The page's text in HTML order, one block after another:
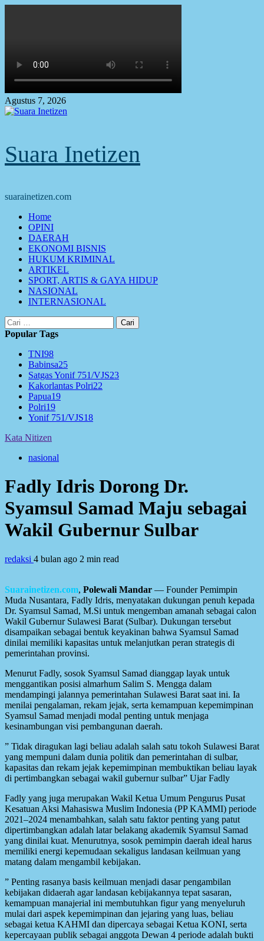
Agustus 7, 2026
Suara Inetizen
suarainetizen.com
Primary
Menu
Home
OPINI
DAERAH
EKONOMI BISNIS
HUKUM KRIMINAL
ARTIKEL
SPORT, ARTIS & GAYA HIDUP
NASIONAL
INTERNASIONAL
Cari
untuk:
Popular Tags
TNI98
Babinsa25
Satgas Yonif 751/VJS23
Kakorlantas Polri22
Papua19
Polri19
Yonif 751/VJS18
Kata Nitizen
nasional
Fadly Idris Dorong Dr.
Syamsul Samad Maju sebagai
Wakil Gubernur Sulbar
redaksi 4 bulan ago 2 min read
Suarainetizen.com, Polewali Mandar — Founder Pemimpin
Muda Nusantara, Fadly Idris, menyatakan dukungan penuh kepada
Dr. Syamsul Samad, M.Si untuk mengemban amanah sebagai calon
Wakil Gubernur Sulawesi Barat (Sulbar). Dukungan tersebut
disampaikan sebagai bentuk keyakinan bahwa Syamsul Samad
dinilai memiliki kapasitas untuk melanjutkan peran strategis di
pemerintahan provinsi.
Menurut Fadly, sosok Syamsul Samad dianggap layak untuk
menggantikan posisi almarhum Salim S. Mengga dalam
mendampingi jalannya pemerintahan Sulawesi Barat saat ini. Ia
menilai pengalaman, rekam jejak, serta kemampuan kepemimpinan
Syamsul Samad menjadi modal penting untuk menjaga
kesinambungan visi pembangunan daerah.
” Tidak diragukan lagi beliau adalah salah satu tokoh Sulawesi Barat
yang mempuni dalam dunia politik dan pemerintahan di sulbar,
kapasitas dan rekam jejak kepemimpinan membuktikan beliau layak
di pertimbangkan sebagai wakil gubernur sulbar” Ujar Fadly
Fadly yang juga merupakan Wakil Ketua Umum Pengurus Pusat
Kesatuan Aksi Mahasiswa Muslim Indonesia (PP KAMMI) periode
2021–2024 menambahkan, salah satu faktor penting yang patut
dipertimbangkan adalah latar belakang akademik Syamsul Samad
yang dinilai kuat. Menurutnya, sosok pemimpin daerah ideal harus
memiliki energi kepemudaan sekaligus landasan keilmuan yang
matang dalam mengambil kebijakan.
” Penting rasanya basis keilmuan menjadi dasar pengambilan
kebijakan didaerah agar landasan kebijakannya tepat sasaran,
kemampuan manajerial ini membutuhkan figur yang menyeluruh
mulai dari aspek kepemimpinan dan jejaring yang luas, beliau
sebagai ketua KAHMI dan dipercaya sebagai Ketua KONI, serta
kepercayaan publik sebagai anggota Dewan 4 periode adalah bukti